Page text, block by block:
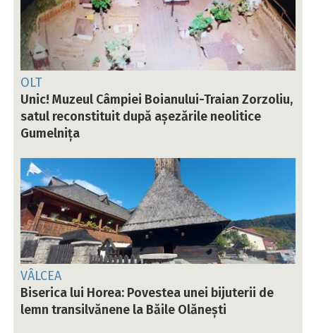
OLT
Unic! Muzeul Câmpiei Boianului-Traian Zorzoliu,
satul reconstituit după așezările neolitice
Gumelnița
VÂLCEA
Biserica lui Horea: Povestea unei bijuterii de
lemn transilvănene la Băile Olănești